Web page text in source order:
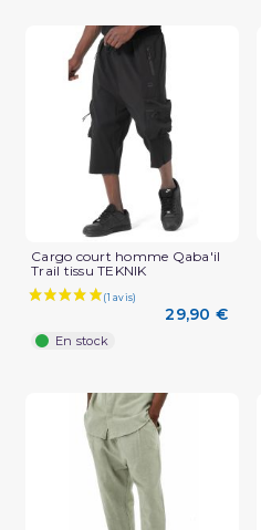
Cargo court homme Qaba'il
Trail tissu TEKNIK
29,90 €
En stock